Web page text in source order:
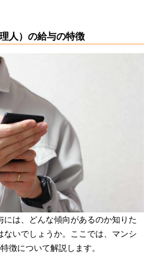
人）の給与の特徴
には、どんな傾向があるのか知りた
ないでしょうか。ここでは、マンシ
徴について解説します。